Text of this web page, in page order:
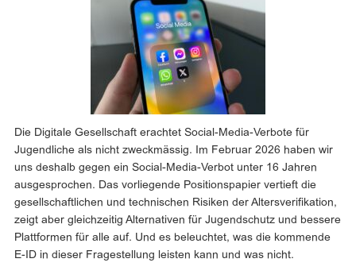
Die Digitale Gesellschaft erachtet Social-Media-Verbote für
Jugendliche als nicht zweckmässig. Im Februar 2026 haben wir
uns deshalb gegen ein Social-Media-Verbot unter 16 Jahren
ausgesprochen. Das vorliegende Positionspapier vertieft die
gesellschaftlichen und technischen Risiken der Altersverifikation,
zeigt aber gleichzeitig Alternativen für Jugendschutz und bessere
Plattformen für alle auf. Und es beleuchtet, was die kommende
E-ID in dieser Fragestellung leisten kann und was nicht.